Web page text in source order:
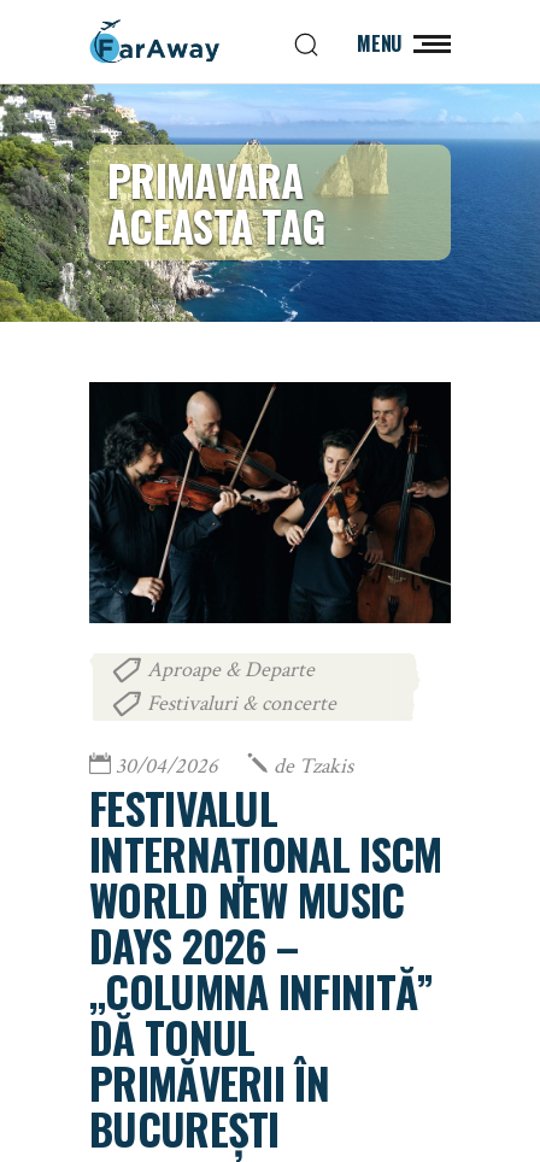
MENU
PRIMAVARA
ACEASTA TAG
Aproape & Departe
Festivaluri & concerte
30/04/2026 de Tzakis
FESTIVALUL
INTERNAȚIONAL ISCM
WORLD NEW MUSIC
DAYS 2026 –
„COLUMNA INFINITĂ”
DĂ TONUL
PRIMĂVERII ÎN
BUCUREȘTI